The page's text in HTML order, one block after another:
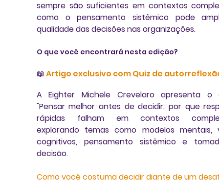
sempre são suficientes em contextos
como o pensamento sistêmico pode
qualidade das decisões nas organizações.
O que você encontrará nesta edição?
📖 Artigo exclusivo com Quiz de
A Eighter Michele Crevelaro apresenta o
"Pensar melhor antes de decidir: por que
rápidas falham em contextos
explorando temas como modelos mentais,
cognitivos, pensamento sistêmico e
decisão.
Como você costuma decidir diante de um